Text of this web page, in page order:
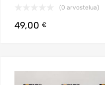
Lisää ostoskoriin
(0 arvostelua)
49,00 €